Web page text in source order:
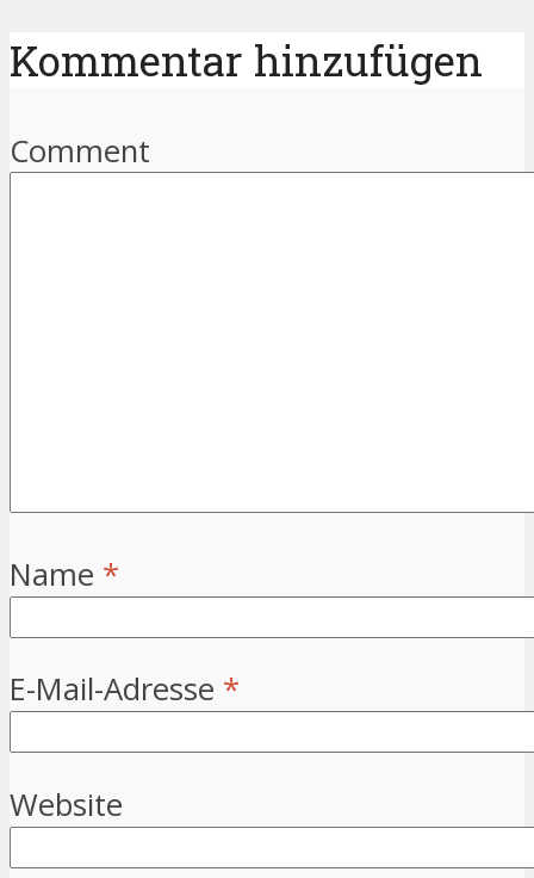
Kommentar hinzufügen
Comment
Name *
E-Mail-Adresse *
Website